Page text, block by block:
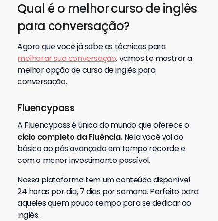
Qual é o melhor curso de inglês
para conversação?
Agora que você já sabe as técnicas para
melhorar sua conversação, vamos te mostrar a
melhor opção de curso de inglês para
conversação.
Fluencypass
A Fluencypass é única do mundo que oferece o
ciclo completo da Fluência.Nela você vai do
básico ao pós avançado em tempo recorde e
com o menor investimento possível.
Nossa plataforma tem um conteúdo disponível
24 horas por dia, 7 dias por semana. Perfeito para
aqueles quem pouco tempo para se dedicar ao
inglês.